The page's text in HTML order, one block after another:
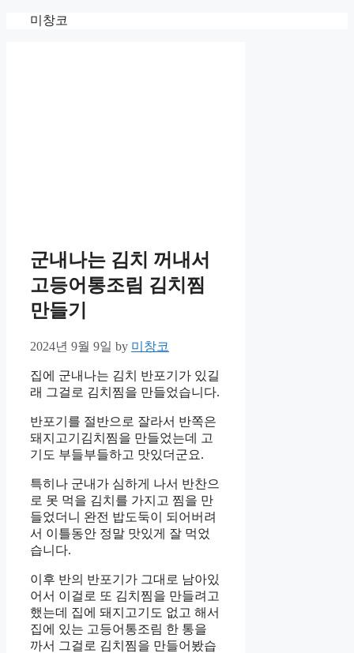
미창코
군내나는 김치 꺼내서
고등어통조림 김치찜
만들기
2024년 9월 9일 by 미창코
집에 군내나는 김치 반포기가 있길
래 그걸로 김치찜을 만들었습니다.
반포기를 절반으로 잘라서 반쪽은
돼지고기김치찜을 만들었는데 고
기도 부들부들하고 맛있더군요.
특히나 군내가 심하게 나서 반찬으
로 못 먹을 김치를 가지고 찜을 만
들었더니 완전 밥도둑이 되어버려
서 이틀동안 정말 맛있게 잘 먹었
습니다.
이후 반의 반포기가 그대로 남아있
어서 이걸로 또 김치찜을 만들려고
했는데 집에 돼지고기도 없고 해서
집에 있는 고등어통조림 한 통을
까서 그걸로 김치찜을 만들어봤습